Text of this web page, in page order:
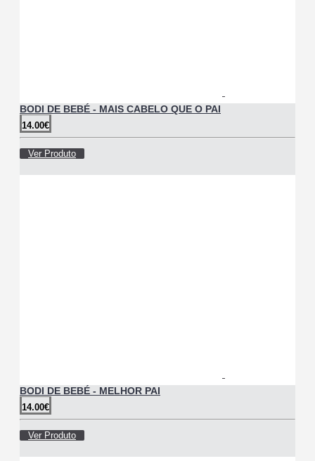
BODI DE BEBÉ - MAIS CABELO QUE O PAI
14.00€
Ver Produto
BODI DE BEBÉ - MELHOR PAI
14.00€
Ver Produto